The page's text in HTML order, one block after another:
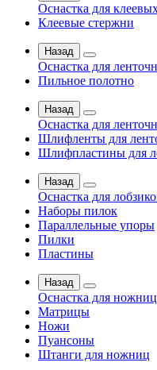
Оснастка для
Клеевые стержни
Назад
Оснастка для
Пильное полотно
Назад
Оснастка для
Шлифленты для
Шлифпластины для
Назад
Оснастка для
Наборы пилок
Параллельные упоры
Пилки
Пластины
Назад
Оснастка для ножниц
Матрицы
Ножи
Пуансоны
Штанги для ножниц